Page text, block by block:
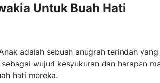
Untuk Buah Hati
adalah sebuah anugrah terindah yang
wujud kesyukuran dan harapan
hati mereka.